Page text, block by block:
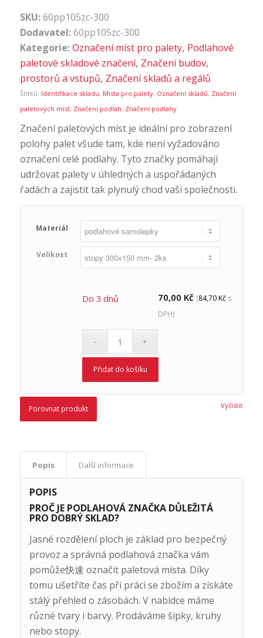
SKU:60pp105zc-300
Dodavatel:60pp105zc-300
Kategorie:Označení míst pro palety, Podlahové
paletové skladové značení, Značení budov,
prostorů a vstupů, Značení skladů a regálů
Štítků: Identifikace skladu, Místa pro palety, Označení skladů, Značení
paletových míst, Značení podlah, Značení podlahy
Značení paletových míst je ideální pro zobrazení
polohy palet všude tam, kde není vyžadováno
označení celé podlahy. Tyto značky pomáhají
udržovat palety v úhledných a uspořádaných
řadách a zajistit tak plynulý chod vaši společnosti.
Materiál
Velikost
Vyčistit
70,00 Kč (84,70Kč s
DPH)
Do 3 dnů
Přidat do košíku
Porovnat produkt
Popis Další informace
POPIS
PROČ JE PODLAHOVÁ ZNAČKA DŮLEŽITÁ
PRO DOBRÝ SKLAD?
Jasné rozdělení ploch je základ pro bezpečný
provoz a správná podlahová značka vám
pomůže快速 označit paletová místa. Díky
tomu ušetříte čas při práci se zbožím a získáte
stálý přehled o zásobách. V nabídce máme
různé tvary i barvy. Prodáváme šipky, kruhy
nebo stopy.